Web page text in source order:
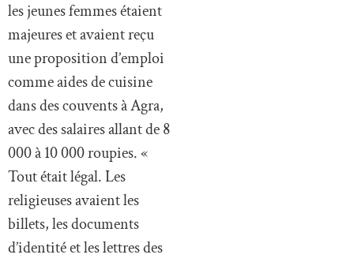
les jeunes femmes étaient
majeures et avaient reçu
une proposition d’emploi
comme aides de cuisine
dans des couvents à Agra,
avec des salaires allant de 8
000 à 10 000 roupies. «
Tout était légal. Les
religieuses avaient les
billets, les documents
d’identité et les lettres des